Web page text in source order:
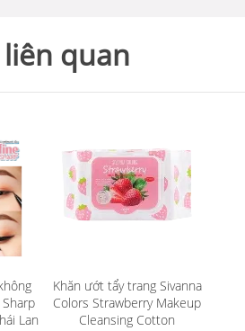
quan
Lan
Khăn ướt tẩy trang Sivanna
Colors Strawberry Makeup
Cleansing Cotton